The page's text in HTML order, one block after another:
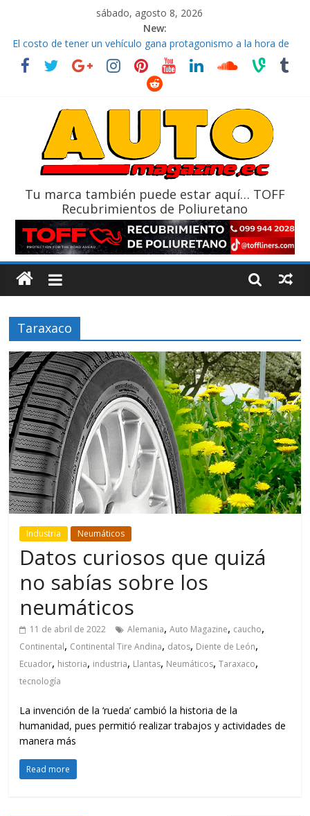
sábado, agosto 8, 2026
New:
El costo de tener un vehículo gana protagonismo a la hora de
decidir
Ultima película ‘Spider‑Man: Brand New Day’ pone en escena a
La Vuelta al Ecuador 2026, edición 47ª, recorre 7 provincias en 8
La FEDAK recibe 12 Sinotruk Bolden para cubrir las rutas de La
Tu marca también puede estar aquí… TOFF
Recubrimientos de Poliuretano
Taraxaco
Industria Neumáticos
Datos curiosos que quizá
no sabías sobre los
neumáticos
11 de abril de 2022 Alemania,Auto Magazine, caucho,
Continental, Continental Tire Andina, datos, Diente de León,
Ecuador, historia, industria, Llantas, Neumáticos,Taraxaco,
tecnología
La invención de la ‘rueda’ cambió la historia de la
humanidad, pues permitió realizar trabajos y actividades de
manera más
Read more